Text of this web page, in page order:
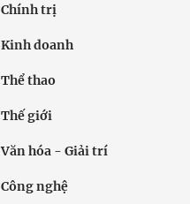
Chính trị
Kinh doanh
Thể thao
Thế giới
Văn hóa - Giải trí
Công nghệ